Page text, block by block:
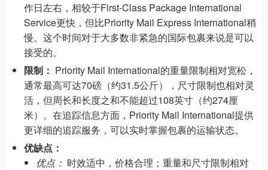
作日左右，相较于First-Class Package International
Service更快，但比Priority Mail Express International稍
慢。这个时间对于大多数非紧急的国际包裹来说是可以
接受的。
限制： Priority Mail International的重量限制相对宽松，
通常最高可达70磅（约31.5公斤），尺寸限制也相对灵
活，但周长和长度之和不能超过108英寸（约274厘
米）。在追踪信息方面，Priority Mail International提供
更详细的追踪服务，可以实时掌握包裹的运输状态。
优缺点：
优点： 时效适中，价格合理；重量和尺寸限制相对